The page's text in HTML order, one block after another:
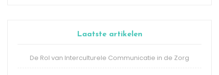
Laatste artikelen
De Rol van Interculturele Communicatie in de Zorg